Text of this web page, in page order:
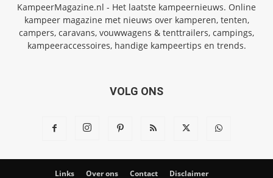
KampeerMagazine.nl - Het laatste kampeernieuws. Online
kampeer magazine met nieuws over kamperen, tenten,
campers, caravans, vouwwagens & tenttrailers, campings,
kampeeraccessoires, handige kampeertips en trends.
VOLG ONS
Links Over ons Contact Disclaimer